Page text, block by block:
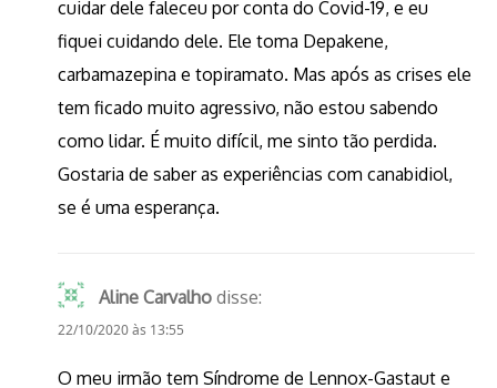
cuidar dele faleceu por conta do Covid-19, e eu
fiquei cuidando dele. Ele toma Depakene,
carbamazepina e topiramato. Mas após as crises ele
tem ficado muito agressivo, não estou sabendo
como lidar. É muito difícil, me sinto tão perdida.
Gostaria de saber as experiências com canabidiol,
se é uma esperança.
Aline Carvalho disse:
22/10/2020 às 13:55
O meu irmão tem Síndrome de Lennox-Gastaut e